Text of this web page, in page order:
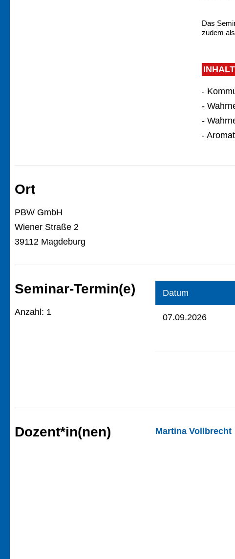
Das
zudem
INHALT
-
-
-
-
Ort
PBW GmbH
Wiener Straße 2
39112 Magdeburg
Seminar-Termin(e)
Anzahl: 1
Datum
07.09.2026
Dozent*in(nen) Martina Vollbrecht